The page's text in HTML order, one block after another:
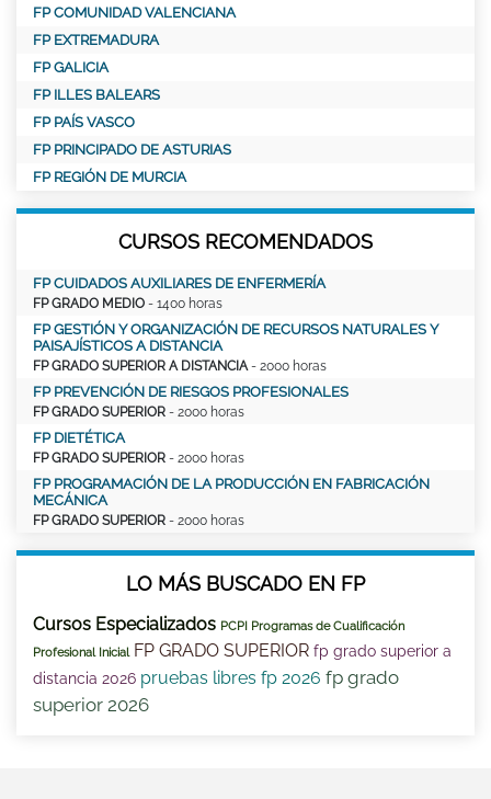
FP COMUNIDAD VALENCIANA
FP EXTREMADURA
FP GALICIA
FP ILLES BALEARS
FP PAÍS VASCO
FP PRINCIPADO DE ASTURIAS
FP REGIÓN DE MURCIA
CURSOS RECOMENDADOS
FP CUIDADOS AUXILIARES DE ENFERMERÍA
FP GRADO MEDIO - 1400 horas
FP GESTIÓN Y ORGANIZACIÓN DE RECURSOS NATURALES Y
PAISAJÍSTICOS A DISTANCIA
FP GRADO SUPERIOR A DISTANCIA - 2000 horas
FP PREVENCIÓN DE RIESGOS PROFESIONALES
FP GRADO SUPERIOR - 2000 horas
FP DIETÉTICA
FP GRADO SUPERIOR - 2000 horas
FP PROGRAMACIÓN DE LA PRODUCCIÓN EN FABRICACIÓN
MECÁNICA
FP GRADO SUPERIOR - 2000 horas
LO MÁS BUSCADO EN FP
Cursos Especializados PCPI Programas de Cualificación
Profesional Inicial FP GRADO SUPERIOR fp grado superior a
distancia 2026 pruebas libres fp 2026 fp grado
superior 2026